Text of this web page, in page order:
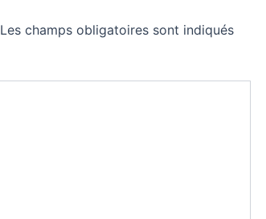
Les champs obligatoires sont indiqués